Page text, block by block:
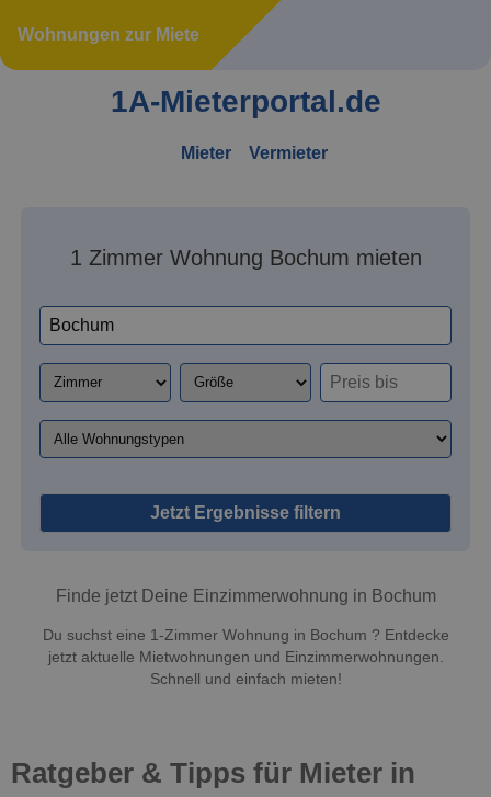
Wohnungen zur Miete
1A-Mieterportal.de
Mieter Vermieter
1 Zimmer Wohnung Bochum mieten
Jetzt Ergebnisse filtern
Finde jetzt Deine Einzimmerwohnung in Bochum
Du suchst eine 1-Zimmer Wohnung in Bochum ? Entdecke
jetzt aktuelle Mietwohnungen und Einzimmerwohnungen.
Schnell und einfach mieten!
Ratgeber & Tipps für Mieter in